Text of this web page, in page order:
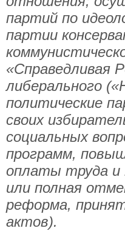
партий по
партии
«Справедливая
либерального
политические
своих
социальных
программ,
оплаты труда и
или полная
реформа,
актов).